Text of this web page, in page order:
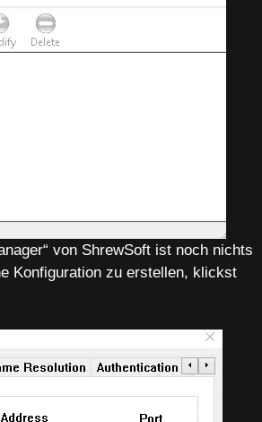
von ShrewSoft ist noch nichts
Konfiguration zu erstellen, klickst